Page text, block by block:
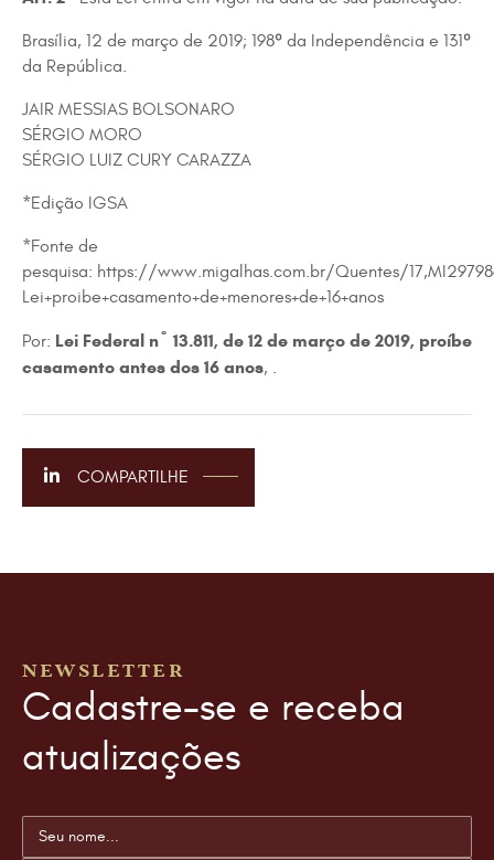
Brasília, 12 de março de 2019; 198º da Independência e 131º
da República.
JAIR MESSIAS BOLSONARO
SÉRGIO MORO
SÉRGIO LUIZ CURY CARAZZA
*Edição IGSA
*Fonte de
pesquisa: https://www.migalhas.com.br/Quentes/
Lei+proibe+casamento+de+menores+de+16+anos
Por: Lei Federal nº 13.811, de 12 de março de 2019, proíbe
casamento antes dos 16 anos, .
COMPARTILHE
NEWSLETTER
Cadastre-se e receba
atualizações